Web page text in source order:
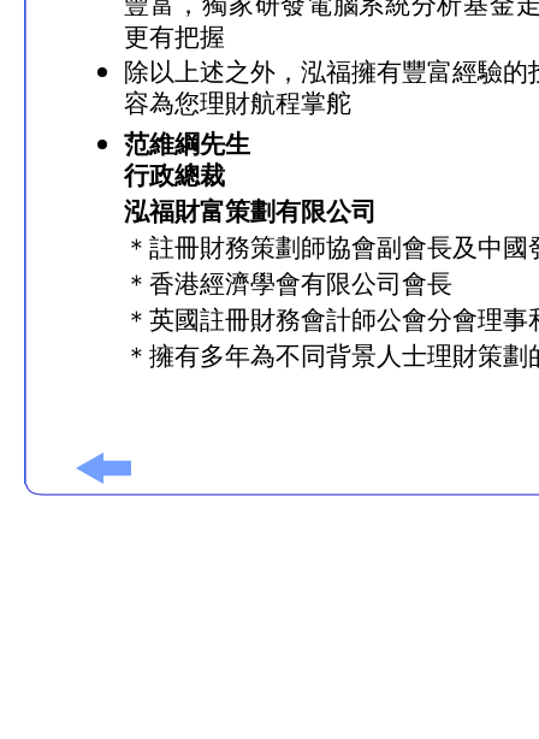
更有把握
除以上述之外，泓福擁有豐富經驗
容為您理財航程掌舵
范維綱先生
行政總裁
泓福財富策劃有限公司
＊註冊財務策劃師協會副會長及中
＊香港經濟學會有限公司會長
＊英國註冊財務會計師公會分會理
＊擁有多年為不同背景人士理財策劃